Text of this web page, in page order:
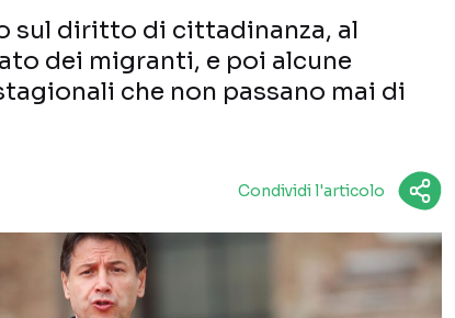
sul diritto di cittadinanza, al
dei migranti, e poi alcune
che non passano mai di
Condividi l'articolo